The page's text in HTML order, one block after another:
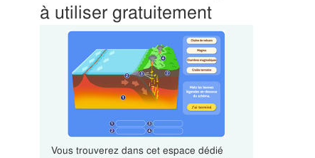
à utiliser gratuitement
Vous trouverez dans cet espace dédié